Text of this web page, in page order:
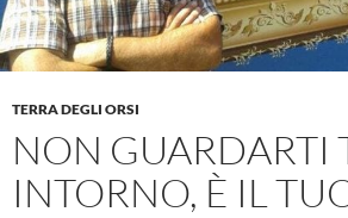
TERRA DEGLI ORSI
NON GUARDARTI
INTORNO, È IL